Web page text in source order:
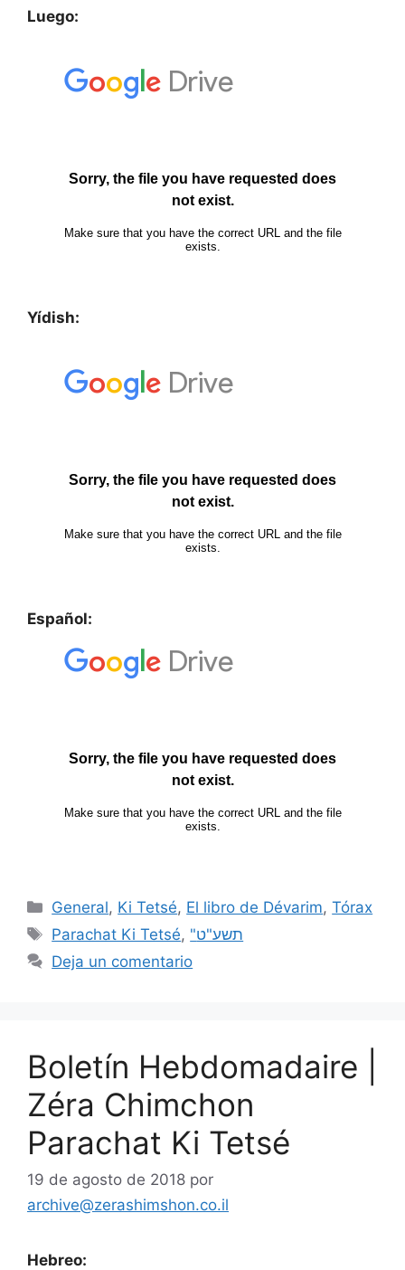
Luego:
Yídish:
Español:
General, Ki Tetsé, El libro de Dévarim,Tórax
Parachat Ki Tetsé,
"תשע"ט
Deja un comentario
Boletín Hebdomadaire |
Zéra Chimchon
Parachat Ki Tetsé
19 de agosto de 2018 por
archive@zerashimshon.co.il
Hebreo: